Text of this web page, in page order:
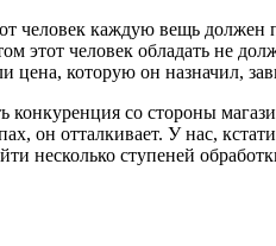
каждую вещь должен
этот человек обладать не
которую он назначил,
со стороны
он отталкивает. У нас,
несколько ступеней